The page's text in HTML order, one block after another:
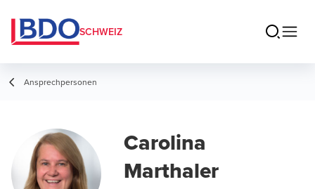
SCHWEIZ
Ansprechpersonen
Carolina
Marthaler